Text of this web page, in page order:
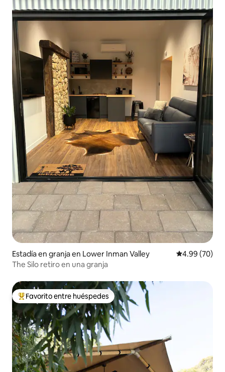
Estadía en granja en Lower Inman Valley Calificación
4.99 (70)
The Silo retiro en una granja
Favorito entre huéspedes preferido
Favorito entre huéspedes